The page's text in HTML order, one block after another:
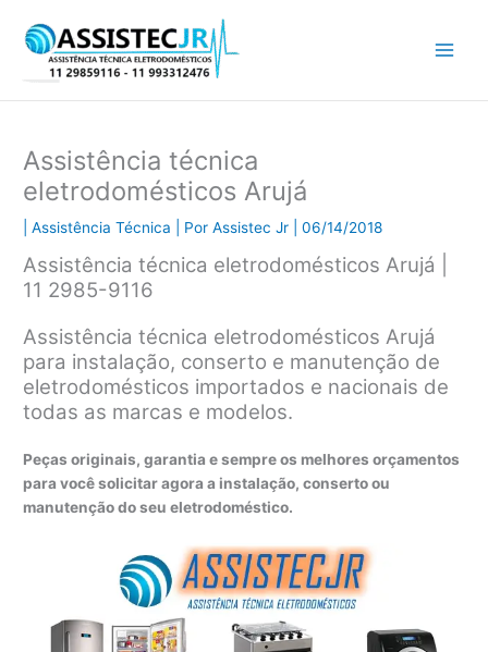
para
conteúdo
Assistência técnica
eletrodomésticos Arujá
|Assistência Técnica | PorAssistec Jr |06/14/2018
Assistência técnica eletrodomésticos Arujá |
11 2985-9116
Assistência técnica eletrodomésticos Arujá
para instalação, conserto e manutenção de
eletrodomésticos importados e nacionais de
todas as marcas e modelos.
Peças originais, garantia e sempre os melhores orçamentos
para você solicitar agora a instalação, conserto ou
manutenção do seu eletrodoméstico.